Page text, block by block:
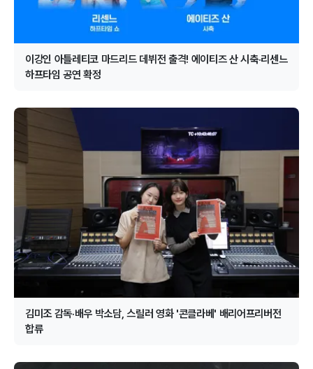
이강인 아틀레티코 마드리드 데뷔전 출격! 에이티즈 산 시축·리센느
하프타임 공연 확정
김미조 감독·배우 박소담, 스릴러 영화 '콘클라베' 배리어프리버전
합류